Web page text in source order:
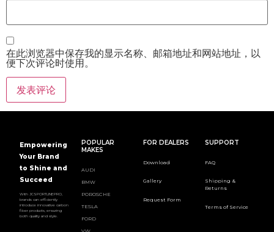
在此浏览器中保存我的显示名称、邮箱地址和网站地址，以
便下次评论时使用。
Empowering
Your Brand
to Shine and
Succeed
With JCSPORTLINEPRO,
brands can efficiently
introduce innovative carbon
fiber products, ensuring
both quality and style.
POPULAR
MAKES
AUDI
BMW
POROSCHE
TESLA
FORD
VW
FOR DEALERS
Download
Gallery
Request Form
SUPPORT
FAQ
Shipping &
Returns
Terms of Service